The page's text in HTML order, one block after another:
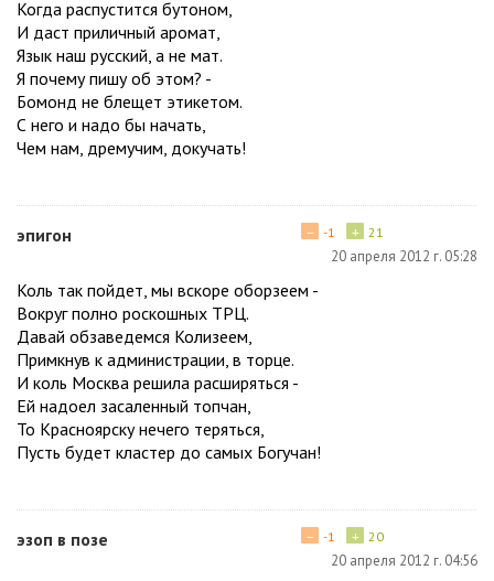
Когда распустится бутоном,
И даст приличный аромат,
Язык наш русский, а не мат.
Я почему пишу об этом? -
Бомонд не блещет этикетом.
С него и надо бы начать,
Чем нам, дремучим, докучать!
эпигон + 21
− -1
20 апреля 2012 г. 05:28
Коль так пойдет, мы вскоре оборзеем -
Вокруг полно роскошных ТРЦ.
Давай обзаведемся Колизеем,
Примкнув к администрации, в торце.
И коль Москва решила расширяться -
Ей надоел засаленный топчан,
То Красноярску нечего теряться,
Пусть будет кластер до самых Богучан!
эзоп в позе + 20
− -1
20 апреля 2012 г. 04:56